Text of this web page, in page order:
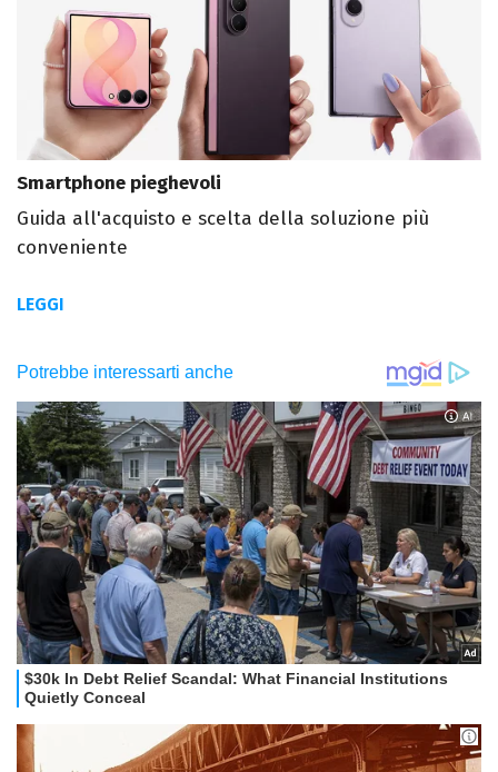
Smartphone pieghevoli
Guida all'acquisto e scelta della soluzione più
conveniente
LEGGI